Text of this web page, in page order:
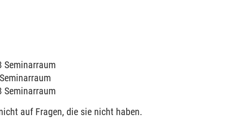
Seminarraum
Seminarraum
auf Fragen, die sie nicht haben.